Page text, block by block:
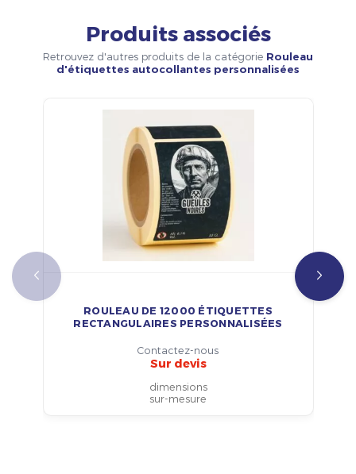
Produits associés
Retrouvez d'autres produits de la catégorie Rouleau
d'étiquettes autocollantes personnalisées
ROULEAU DE 12000 ÉTIQUETTES
RECTANGULAIRES PERSONNALISÉES
Contactez-nous
Sur devis
dimensions
sur-mesure